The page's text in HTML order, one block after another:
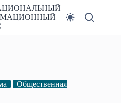
Общественная